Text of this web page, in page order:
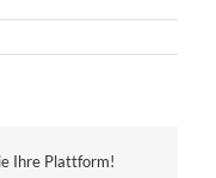
Ihre Plattform!